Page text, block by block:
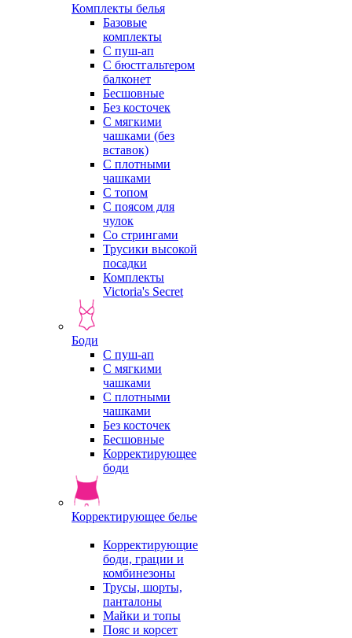
Комплекты белья
Базовые
комплекты
С пуш-ап
С бюстгальтером
балконет
Бесшовные
Без косточек
С мягкими
чашками (без
вставок)
С плотными
чашками
С топом
С поясом для
чулок
Со стрингами
Трусики высокой
посадки
Комплекты
Victoria's Secret
Боди
С пуш-ап
С мягкими
чашками
С плотными
чашками
Без косточек
Бесшовные
Корректирующее
боди
Корректирующее белье
Корректирующие
боди, грации и
комбинезоны
Трусы, шорты,
панталоны
Майки и топы
Пояс и корсет